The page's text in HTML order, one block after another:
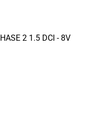
2 1.5 DCI - 8V